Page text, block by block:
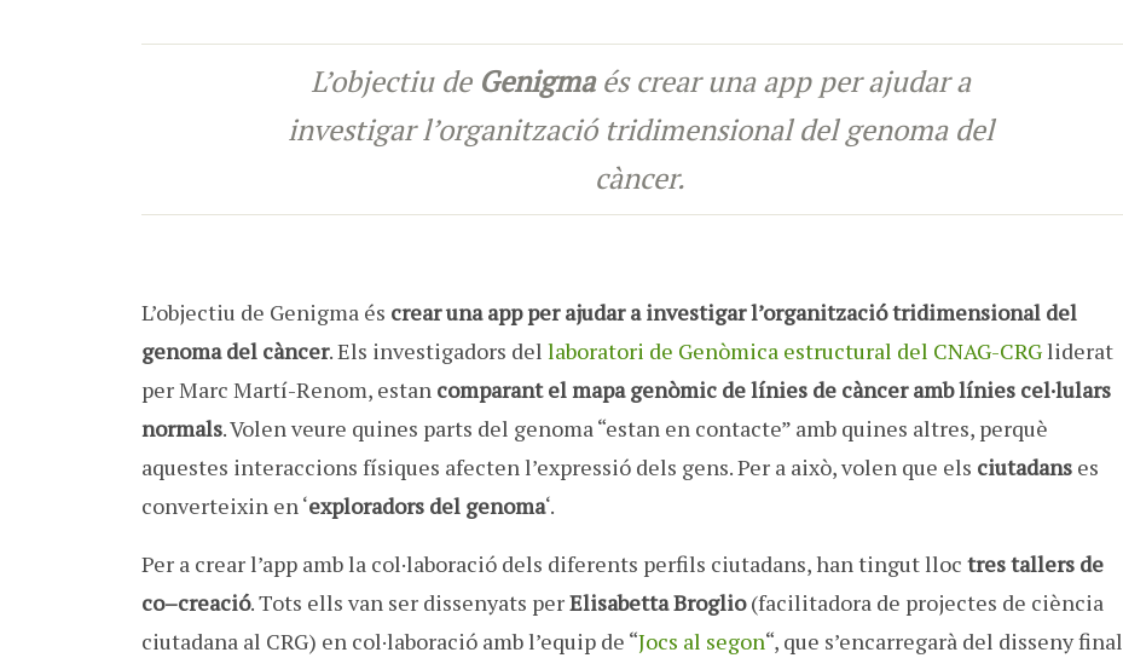
L’objectiu de Genigmaés crear una app per ajudar a
investigar l’organització tridimensional del genoma del
càncer.
L’objectiu de Genigma és crear una app per ajudar a investigar l’organització tridimensional del
genoma del càncer. Els investigadors del laboratori de Genòmica estructural del CNAG-CRGliderat
per Marc Martí-Renom, estan comparant el mapa genòmic de línies de càncer amb línies cel·lulars
normals. Volen veure quines parts del genoma “estan en contacte” amb quines altres, perquè
aquestes interaccions físiques afecten l’expressió dels gens. Per a això, volen que els ciutadans es
converteixin en ‘exploradors del genoma‘.
Per a crearl’app ambla col·laboració dels diferents perfils ciutadans, han tingut lloc tres tallers de
co–creació.Tots ells van ser dissenyats perElisabettaBroglio (facilitadora de projectes de ciència
ciutadana al CRG) en col·laboració ambl’equip de “Jocs al segon“, que s’encarregarà del disseny final